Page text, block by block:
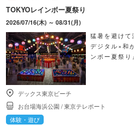
TOKYOレインボー夏祭り
2026/07/16(木) ～ 08/31(月)
猛暑を避けて
デジタル×和
ンボー夏祭り
デックス東京ビーチ
お台場海浜公園 /東京テレポート
体験・遊び